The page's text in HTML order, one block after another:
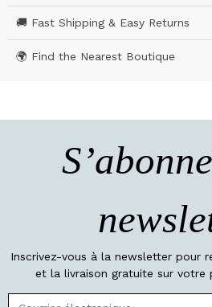
🚚 Fast Shipping & Easy Returns
🌍 Find the Nearest Boutique
Inscrivez-vous à la newsletter pour
et la livraison gratuite sur votre